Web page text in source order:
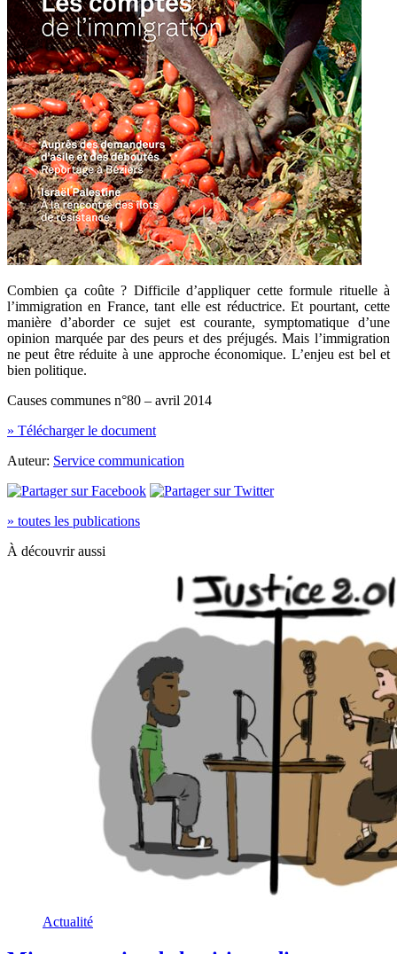
Combien ça coûte ? Difficile d’appliquer cette formule rituelle à
l’immigration en France, tant elle est réductrice. Et pourtant, cette
manière d’aborder ce sujet est courante, symptomatique d’une
opinion marquée par des peurs et des préjugés. Mais l’immigration
ne peut être réduite à une approche économique. L’enjeu est bel et
bien politique.
Causes communes n°80 – avril 2014
» Télécharger le document
Auteur: Service communication
» toutes les publications
À découvrir aussi
Actualité